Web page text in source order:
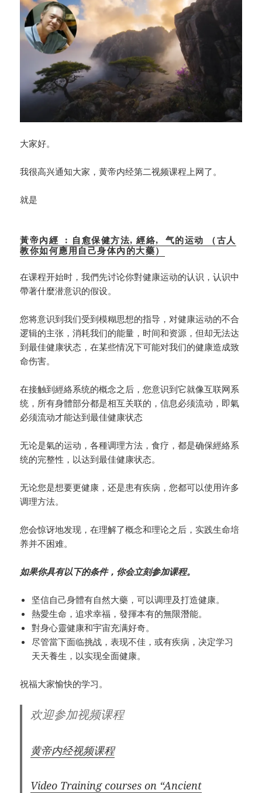
大家好。
我很高兴通知大家，黄帝内经第二视频课程上网了。
就是
黃帝內經 : 自愈保健方法, 經絡, 气的运动 （古人
教你如何應用自己身体內的大藥）
在课程开始时，我們先讨论你對健康运动的认识，认识中
帶著什麼潜意识的假设。
您将意识到我们受到模糊思想的指导，对健康运动的不合
逻辑的主张，消耗我们的能量，时间和资源，但却无法达
到最佳健康状态，在某些情况下可能对我们的健康造成致
命伤害。
在接触到經絡系统的概念之后，您意识到它就像互联网系
统，所有身體部分都是相互关联的，信息必须流动，即氣
必须流动才能达到最佳健康状态
无论是氣的运动，各種调理方法，食疗，都是确保經絡系
统的完整性，以达到最佳健康状态。
无论您是想要更健康，还是患有疾病，您都可以使用许多
调理方法。
您会惊讶地发现，在理解了概念和理论之后，实践生命培
养并不困难。
如果你具有以下的条件，你会立刻参加课程。
坚信自己身體有自然大藥，可以调理及打造健康。
熱愛生命，追求幸福，發揮本有的無限潛能。
對身心靈健康和宇宙充满好奇。
尽管當下面临挑战，表现不佳，或有疾病，决定学习
天天養生，以实现全面健康。
祝福大家愉快的学习。
欢迎参加视频课程
黄帝内经视频课程
Video Trainingcourses on “Ancient